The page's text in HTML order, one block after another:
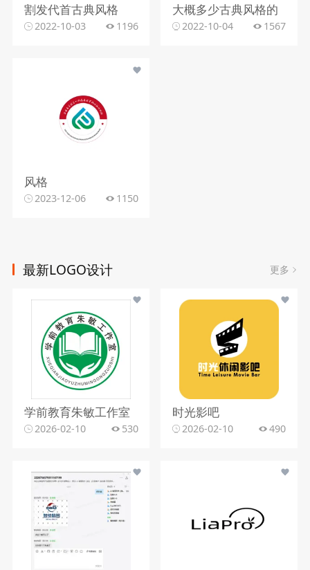
割发代首古典风格
2022-10-03 1196
大概多少古典风格的
2022-10-04 1567
风格
2023-12-06 1150
最新LOGO设计 更多
学前教育朱敏工作室
2026-02-10 530
时光影吧
2026-02-10 490